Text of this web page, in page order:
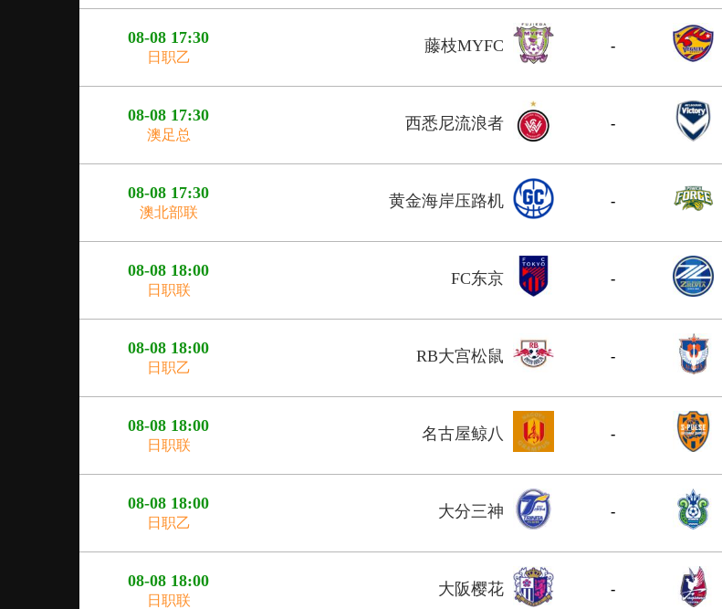
08-08 17:30
日职乙
藤枝MYFC -
08-08 17:30
澳足总
西悉尼流浪者 -
08-08 17:30
澳北部联
黄金海岸压路机 -
08-08 18:00
日职联
FC东京 -
08-08 18:00
日职乙
RB大宫松鼠 -
08-08 18:00
日职联
名古屋鲸八 -
08-08 18:00
日职乙
大分三神 -
08-08 18:00
日职联
大阪樱花 -